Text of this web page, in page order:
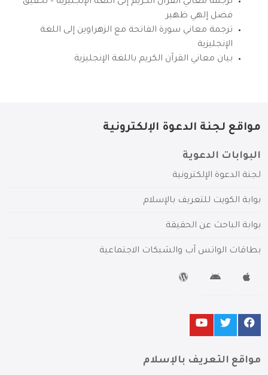
ترجمة معاني القرآن الكريم إلى اللغة الإنجليزية – تحقيق
فضل إلهي ظهير
ترجمة معاني سورة الفاتحة مع الزهراوين إلى اللغة
الإنجليزية
بيان معاني القرآن الكريم باللغة الإنجليزية
مواقع لجنة الدعوة الإلكترونية
البوابات الدعوية
لجنة الدعوة الإلكترونية
بوابة الكويت للتعريف بالإسلام
بوابة الباحث عن الحقيقة
بطاقات الواتس آب والشبكات الاجتماعية
مواقع التعريف بالإسلام